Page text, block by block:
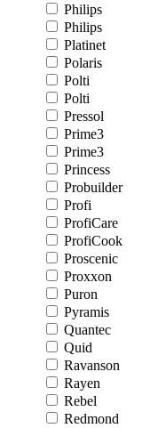
Philips
Philips
Platinet
Polaris
Polti
Polti
Pressol
Prime3
Prime3
Princess
Probuilder
Profi
ProfiCare
ProfiCook
Proscenic
Proxxon
Puron
Pyramis
Quantec
Quid
Ravanson
Rayen
Rebel
Redmond